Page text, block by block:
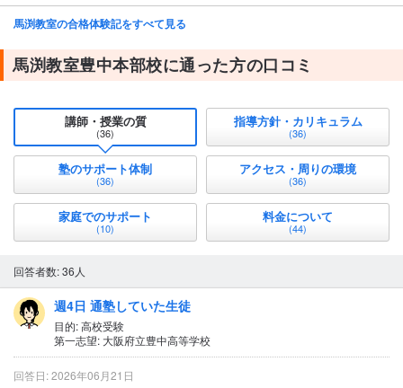
馬渕教室の合格体験記をすべて見る
馬渕教室豊中本部校に通った方の口コミ
講師・授業の質
(36)
指導方針・カリキュラム
(36)
塾のサポート体制
(36)
アクセス・周りの環境
(36)
家庭でのサポート
(10)
料金について
(44)
回答者数: 36人
週4日 通塾していた生徒
目的: 高校受験
第一志望: 大阪府立豊中高等学校
回答日: 2026年06月21日